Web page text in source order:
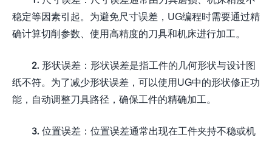
稳定等因素引起。为避免尺寸误差，UG编程时需要通过精
确计算切削参数、使用高精度的刀具和机床进行加工。
2. 形状误差：形状误差是指工件的几何形状与设计图
纸不符。为了减少形状误差，可以使用UG中的形状修正功
能，自动调整刀具路径，确保工件的精确加工。
3. 位置误差：位置误差通常出现在工件夹持不稳或机